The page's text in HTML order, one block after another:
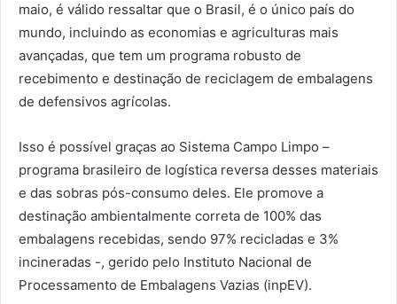
maio, é válido ressaltar que o Brasil, é o único país do
mundo, incluindo as economias e agriculturas mais
avançadas, que tem um programa robusto de
recebimento e destinação de reciclagem de embalagens
de defensivos agrícolas.
Isso é possível graças ao Sistema Campo Limpo –
programa brasileiro de logística reversa desses materiais
e das sobras pós-consumo deles. Ele promove a
destinação ambientalmente correta de 100% das
embalagens recebidas, sendo 97% recicladas e 3%
incineradas -, gerido pelo Instituto Nacional de
Processamento de Embalagens Vazias (inpEV).